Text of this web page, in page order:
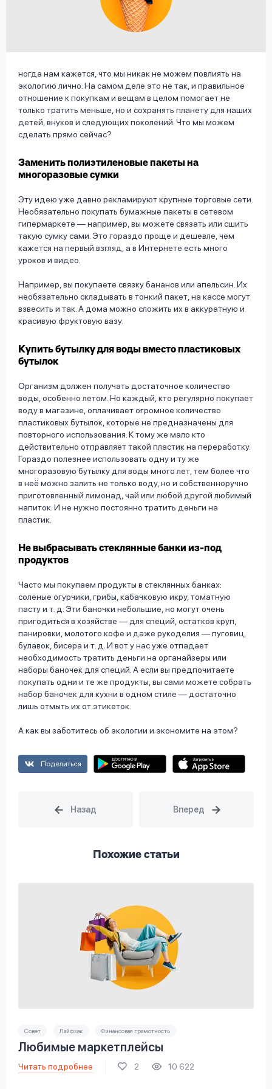
ногда нам кажется, что мы никак не можем повлиять на
экологию лично. На самом деле это не так, и правильное
отношение к покупкам и вещам в целом помогает не
только тратить меньше, но и сохранять планету для наших
детей, внуков и следующих поколений. Что мы можем
сделать прямо сейчас?
Заменить полиэтиленовые пакеты на
многоразовые сумки
Эту идею уже давно рекламируют крупные торговые сети.
Необязательно покупать бумажные пакеты в сетевом
гипермаркете — например, вы можете связать или сшить
такую сумку сами. Это гораздо проще и дешевле, чем
кажется на первый взгляд, а в Интернете есть много
уроков и видео.
Например, вы покупаете связку бананов или апельсин. Их
необязательно складывать в тонкий пакет, на кассе могут
взвесить и так. А дома можно сложить их в аккуратную и
красивую фруктовую вазу.
Купить бутылку для воды вместо пластиковых
бутылок
Организм должен получать достаточное количество
воды, особенно летом. Но каждый, кто регулярно покупает
воду в магазине, оплачивает огромное количество
пластиковых бутылок, которые не предназначены для
повторного использования. К тому же мало кто
действительно отправляет такой пластик на переработку.
Гораздо полезнее использовать одну и ту же
многоразовую бутылку для воды много лет, тем более что
в неё можно залить не только воду, но и собственноручно
приготовленный лимонад, чай или любой другой любимый
напиток. И не нужно постоянно тратить деньги на
пластик.
Не выбрасывать стеклянные банки из-под
продуктов
Часто мы покупаем продукты в стеклянных банках:
солёные огурчики, грибы, кабачковую икру, томатную
пасту и т. д. Эти баночки небольшие, но могут очень
пригодиться в хозяйстве — для специй, остатков круп,
панировки, молотого кофе и даже рукоделия — пуговиц,
булавок, бисера и т. д. И вот у нас уже отпадает
необходимость тратить деньги на органайзеры или
наборы баночек для специй. А если вы предпочитаете
покупать одни и те же продукты, вы сами можете собрать
набор баночек для кухни в одном стиле — достаточно
лишь отмыть их от этикеток.
А как вы заботитесь об экологии и экономите на этом?
Поделиться
Похожие статьи
Совет Лайфхак Финансовая грамотность
Любимые маркетплейсы
Читать подробнее 2 10 622
Оформить заявку
Войти под другим номером
Ответы
на